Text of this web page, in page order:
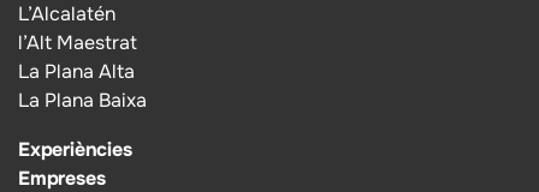
L’Alcalatén
l’Alt Maestrat
La Plana Alta
La Plana Baixa
Experiències
Empreses